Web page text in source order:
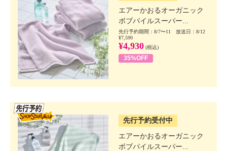
エアーかおるオーガニック
ボブパイルスーパー...
先行予約期間：8/7〜11 放送日：8/12
¥7,590
¥4,930 (税込)
35%OFF
先行予約受付中
エアーかおるオーガニック
ボブパイルスーパー...